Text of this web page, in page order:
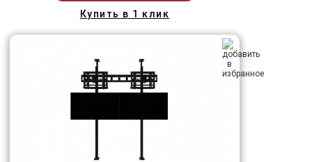
Купить в 1 клик